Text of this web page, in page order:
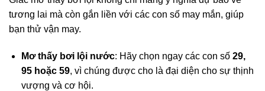
tương lai mà còn gắn liền với các con số may mắn, giúp
bạn thử vận may.
Mơ thấy bơi lội nước: Hãy chọn ngay các con số 29,
95 hoặc 59, vì chúng được cho là đại diện cho sự thịnh
vượng và cơ hội.